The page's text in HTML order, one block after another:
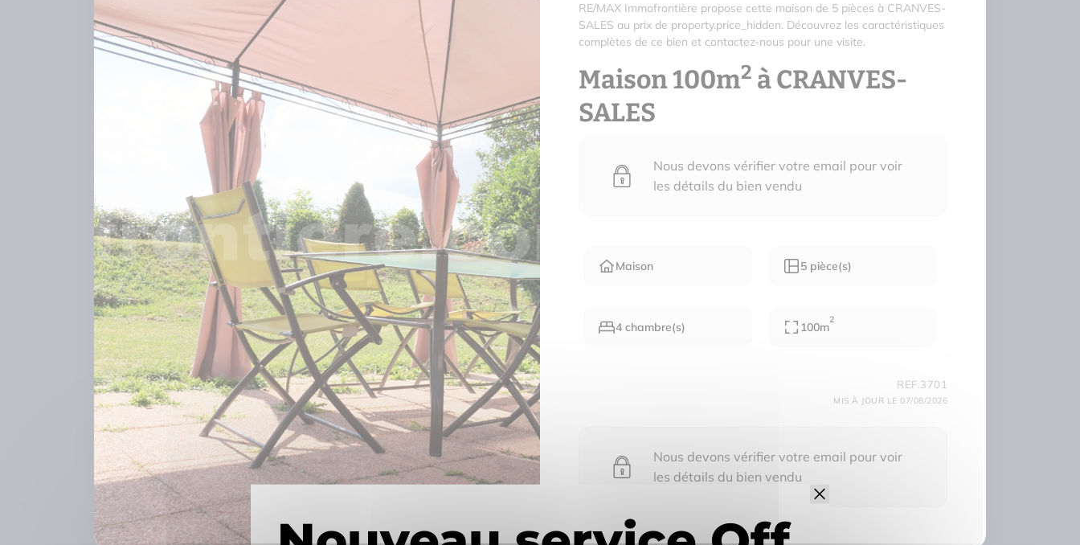
RE/MAX Immofrontière propose cette maison de 5 pièces à CRANVES-
SALES au prix de property.price_hidden. Découvrez les caractéristiques
complètes de ce bien et contactez-nous pour une visite.
Maison 100m2 à CRANVES-
SALES
Nous devons vérifier votre email pour voir
les détails du bien vendu
Maison 5 pièce(s)
4 chambre(s) 100m
2
REF.3701
MIS À JOUR LE 07/08/2026
Nous devons vérifier votre email pour voir
les détails du bien vendu